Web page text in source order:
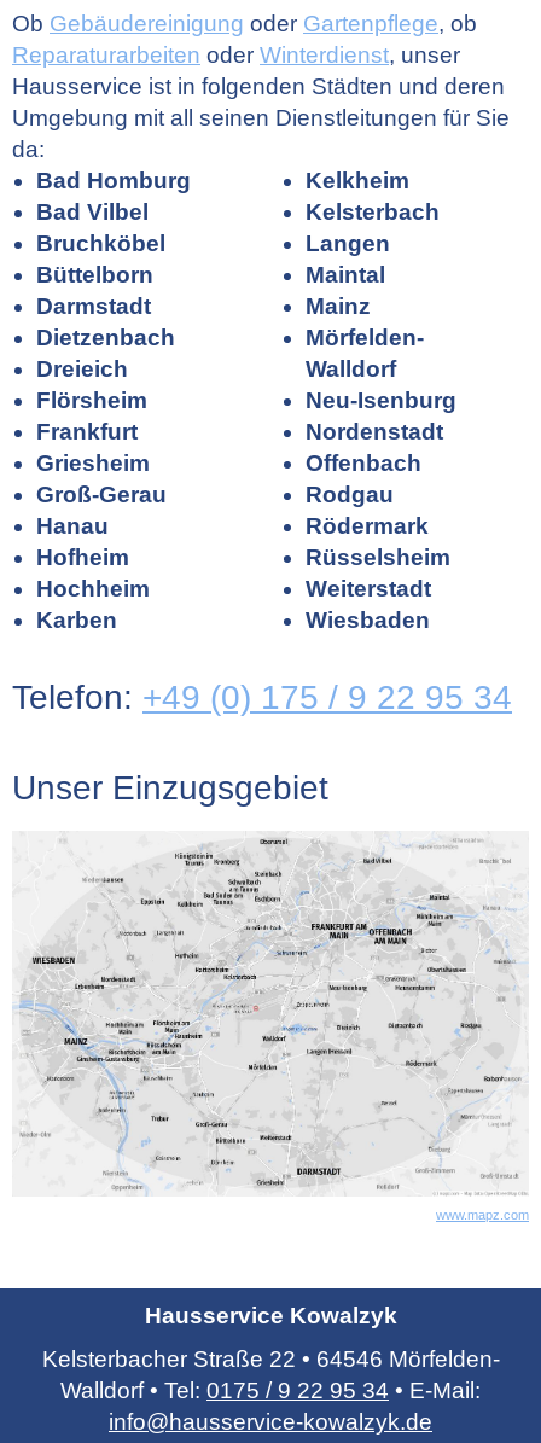
Ob Gebäudereinigung oder Gartenpflege, ob
Reparaturarbeiten oder Winterdienst, unser
Hausservice ist in folgenden Städten und deren
Umgebung mit all seinen Dienstleitungen für Sie
da:
Bad Homburg
Bad Vilbel
Bruchköbel
Büttelborn
Darmstadt
Dietzenbach
Dreieich
Flörsheim
Frankfurt
Griesheim
Groß-Gerau
Hanau
Hofheim
Hochheim
Karben
Kelkheim
Kelsterbach
Langen
Maintal
Mainz
Mörfelden-
Walldorf
Neu-Isenburg
Nordenstadt
Offenbach
Rodgau
Rödermark
Rüsselsheim
Weiterstadt
Wiesbaden
Telefon: +49 (0) 175 / 9 22 95 34
Unser Einzugsgebiet
www.mapz.com
Hausservice Kowalzyk
Kelsterbacher Straße 22 • 64546 Mörfelden-
Walldorf • Tel: 0175 / 9 22 95 34 • E-Mail:
info@hausservice-kowalzyk.de